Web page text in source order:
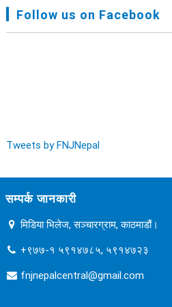
FNJ, Financial Report Presented
Follow us on Facebook
Tweets by FNJNepal
सम्पर्क जानकारी
मिडिया भिलेज, सञ्चारग्राम, काठमाडौं।
+९७७-१ ५९१४७८५, ५९१४७२३
fnjnepalcentral@gmail.com